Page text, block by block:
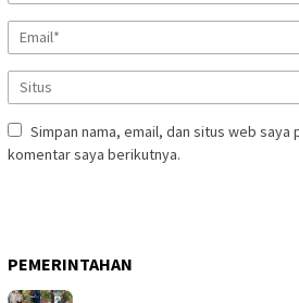
Simpan nama, email, dan situs web saya
komentar saya berikutnya.
PEMERINTAHAN